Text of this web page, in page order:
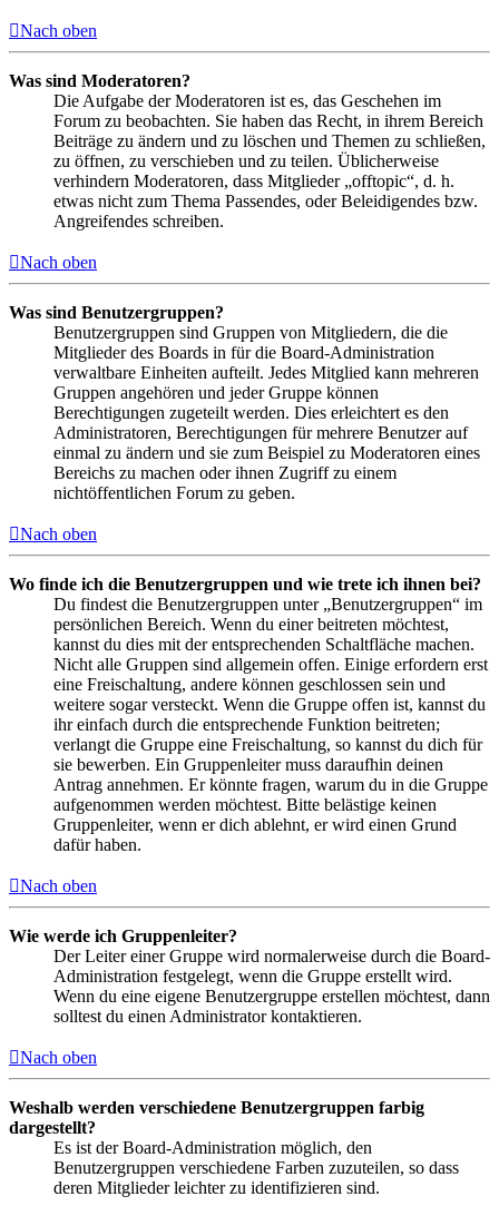
Nach oben
Was sind Moderatoren?
Die Aufgabe der Moderatoren ist es, das Geschehen im
Forum zu beobachten. Sie haben das Recht, in ihrem Bereich
Beiträge zu ändern und zu löschen und Themen zu schließen,
zu öffnen, zu verschieben und zu teilen. Üblicherweise
verhindern Moderatoren, dass Mitglieder „offtopic“, d. h.
etwas nicht zum Thema Passendes, oder Beleidigendes bzw.
Angreifendes schreiben.
Nach oben
Was sind Benutzergruppen?
Benutzergruppen sind Gruppen von Mitgliedern, die die
Mitglieder des Boards in für die Board-Administration
verwaltbare Einheiten aufteilt. Jedes Mitglied kann mehreren
Gruppen angehören und jeder Gruppe können
Berechtigungen zugeteilt werden. Dies erleichtert es den
Administratoren, Berechtigungen für mehrere Benutzer auf
einmal zu ändern und sie zum Beispiel zu Moderatoren eines
Bereichs zu machen oder ihnen Zugriff zu einem
nichtöffentlichen Forum zu geben.
Nach oben
Wo finde ich die Benutzergruppen und wie trete ich ihnen bei?
Du findest die Benutzergruppen unter „Benutzergruppen“ im
persönlichen Bereich. Wenn du einer beitreten möchtest,
kannst du dies mit der entsprechenden Schaltfläche machen.
Nicht alle Gruppen sind allgemein offen. Einige erfordern erst
eine Freischaltung, andere können geschlossen sein und
weitere sogar versteckt. Wenn die Gruppe offen ist, kannst du
ihr einfach durch die entsprechende Funktion beitreten;
verlangt die Gruppe eine Freischaltung, so kannst du dich für
sie bewerben. Ein Gruppenleiter muss daraufhin deinen
Antrag annehmen. Er könnte fragen, warum du in die Gruppe
aufgenommen werden möchtest. Bitte belästige keinen
Gruppenleiter, wenn er dich ablehnt, er wird einen Grund
dafür haben.
Nach oben
Wie werde ich Gruppenleiter?
Der Leiter einer Gruppe wird normalerweise durch die Board-
Administration festgelegt, wenn die Gruppe erstellt wird.
Wenn du eine eigene Benutzergruppe erstellen möchtest, dann
solltest du einen Administrator kontaktieren.
Nach oben
Weshalb werden verschiedene Benutzergruppen farbig
dargestellt?
Es ist der Board-Administration möglich, den
Benutzergruppen verschiedene Farben zuzuteilen, so dass
deren Mitglieder leichter zu identifizieren sind.